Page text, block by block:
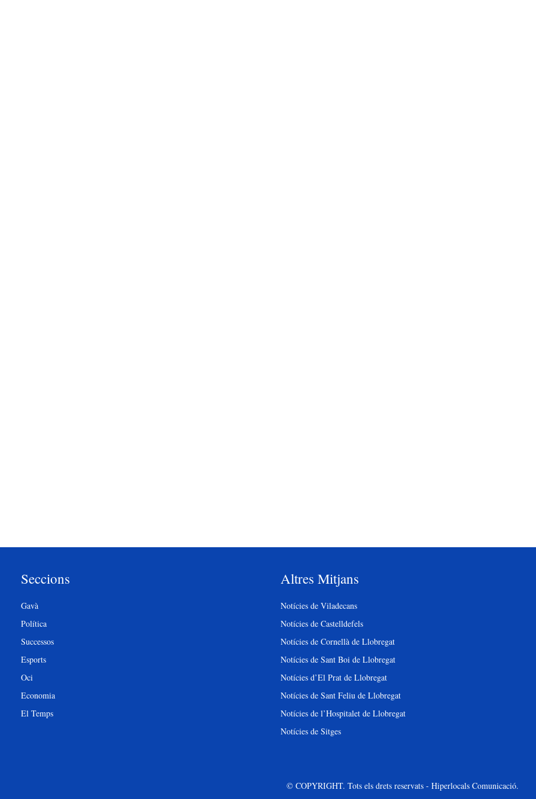
Seccions
Gavà
Política
Successos
Esports
Oci
Economia
El Temps
Altres Mitjans
Notícies de Viladecans
Notícies de Castelldefels
Notícies de Cornellà de Llobregat
Notícies de Sant Boi de Llobregat
Notícies d’El Prat de Llobregat
Notícies de Sant Feliu de Llobregat
Notícies de l’Hospitalet de Llobregat
Notícies de Sitges
© COPYRIGHT. Tots els drets reservats - Hiperlocals Comunicació.